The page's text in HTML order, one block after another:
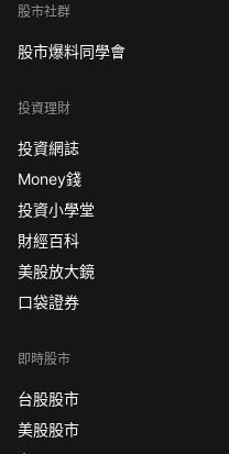
股市社群
股市爆料同學會
投資理財
投資網誌
Money錢
投資小學堂
財經百科
美股放大鏡
口袋證券
即時股市
台股股市
美股股市